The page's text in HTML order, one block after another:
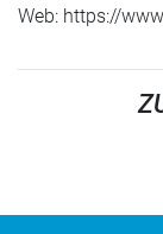
Web: https://